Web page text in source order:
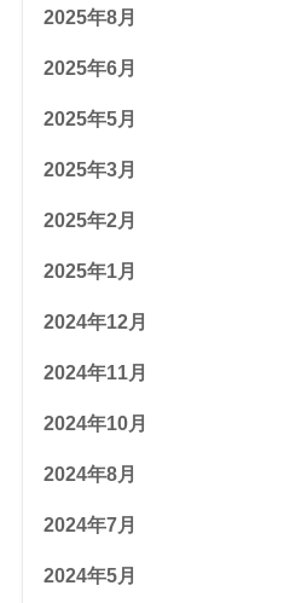
2025年8月
2025年6月
2025年5月
2025年3月
2025年2月
2025年1月
2024年12月
2024年11月
2024年10月
2024年8月
2024年7月
2024年5月